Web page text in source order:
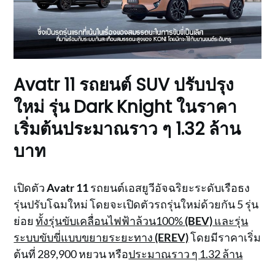
Avatr 11 รถยนต์ SUV ปรับปรุง
ใหม่ รุ่น Dark Knight ในราคา
เริ่มต้นประมาณราว ๆ 1.32 ล้าน
บาท
เปิดตัวAvatr 11รถยนต์เอสยูวีอัจฉริยะระดับเรือธง
รุ่นปรับโฉมใหม่ โดยจะเปิดตัวรถรุ่นใหม่ด้วยกัน 5 รุ่น
ย่อยทั้งรุ่นขับเคลื่อนไฟฟ้าล้วน100%(BEV)และรุ่น
ระบบขับขี่แบบขยายระยะทาง (EREV)โดยมีราคาเริ่ม
ต้นที่ 289,900 หยวน หรือประมาณราว ๆ 1.32 ล้าน